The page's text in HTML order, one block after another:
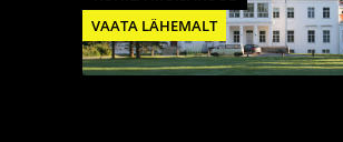
VAATA LÄHEMALT